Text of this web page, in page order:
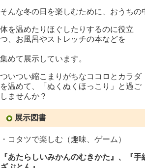
そんな冬の日を楽しむために、おうちの
体を温めたりほぐしたりするのに役立
つ、お風呂やストレッチの本などを
集めて展示しています。
ついつい縮こまりがちなココロとカラダ
を温めて、「ぬくぬくほっこり」と過ご
しませんか？
展示図書
・コタツで楽しむ（趣味、ゲーム）
『あたらしいみかんのむきかた 』、『手